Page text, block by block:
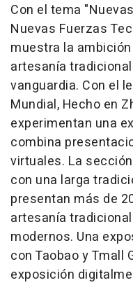
Con el tema
Nuevas Fuerzas
muestra la
artesanía
vanguardia. Con el
Mundial, Hecho en
experimentan una
combina
virtuales. La
con una larga
presentan más de
artesanía
modernos. Una
con Taobao y Tmall
exposición